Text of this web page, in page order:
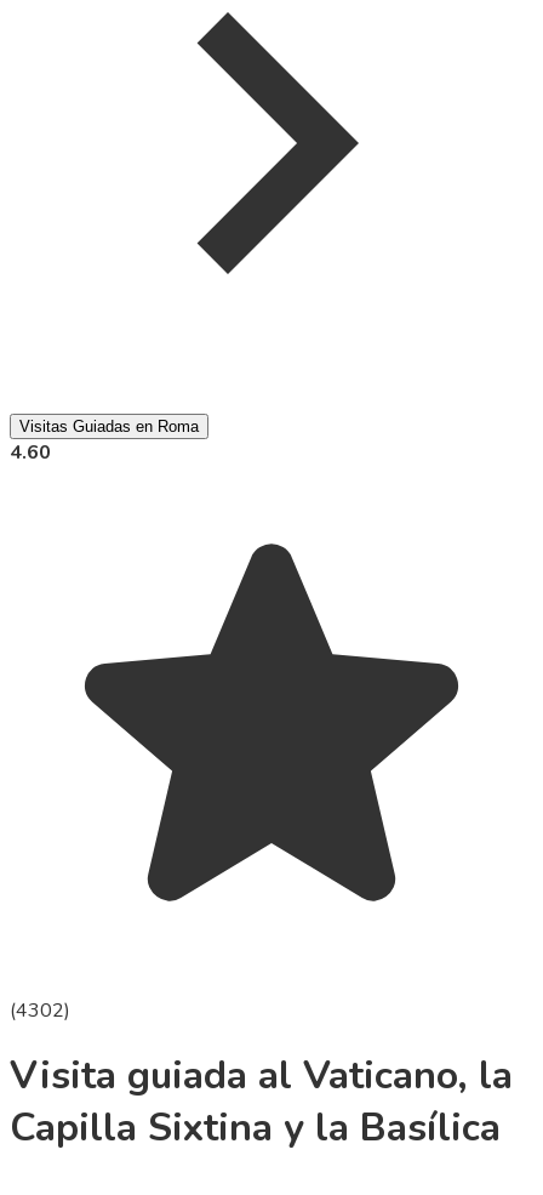
Visitas Guiadas en Roma
4.60
(4302)
Visita guiada al Vaticano, la
Capilla Sixtina y la Basílica